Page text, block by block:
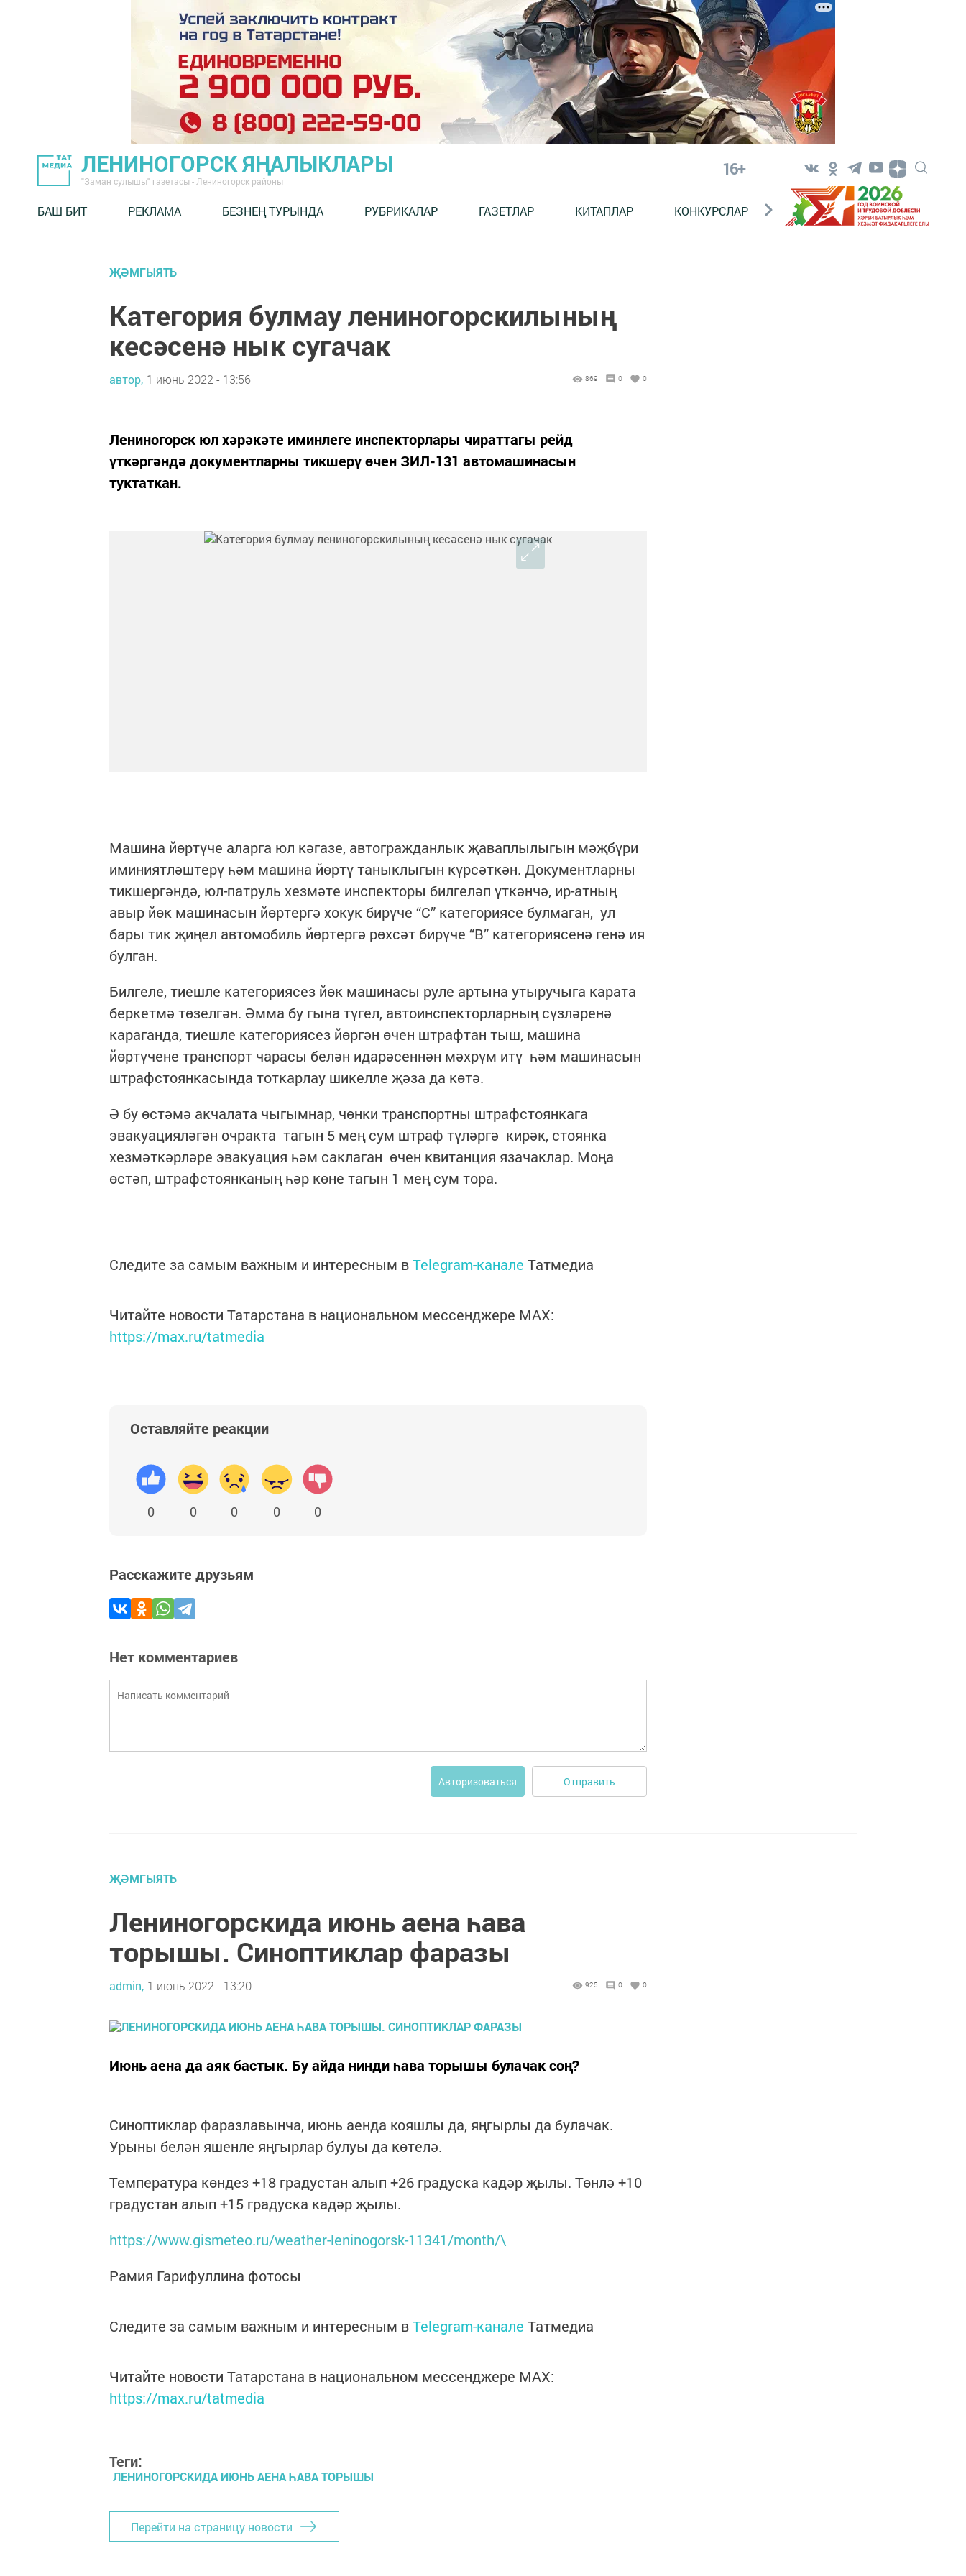
ЛЕНИНОГОРСК ЯҢАЛЫКЛАРЫ
"Заман сулышы" газетасы - Лениногорск районы
16+
БАШ БИТ РЕКЛАМА БЕЗНЕҢ ТУРЫНДА РУБРИКАЛАР ГАЗЕТЛАР КИТАПЛАР КОНКУРСЛАР ТЕЛЕВИДЕНИЕ
ҖӘМГЫЯТЬ
Категория булмау лениногорскилының
кесәсенә нык сугачак
автор, 1 июнь 2022 - 13:56 869 0 0
Лениногорск юл хәрәкәте иминлеге инспекторлары чираттагы рейд
үткәргәндә документларны тикшерү өчен ЗИЛ-131 автомашинасын
туктаткан.
Машина йөртүче аларга юл кәгазе, автогражданлык җаваплылыгын мәҗбүри
иминиятләштерү һәм машина йөртү таныклыгын күрсәткән. Документларны
тикшергәндә, юл-патруль хезмәте инспекторы билгеләп үткәнчә, ир-атның
авыр йөк машинасын йөртергә хокук бирүче “С” категориясе булмаган, ул
бары тик җиңел автомобиль йөртергә рөхсәт бирүче “В” категориясенә генә ия
булган.
Билгеле, тиешле категориясез йөк машинасы руле артына утыручыга карата
беркетмә төзелгән. Әмма бу гына түгел, автоинспекторларның сүзләренә
караганда, тиешле категориясез йөргән өчен штрафтан тыш, машина
йөртүчене транспорт чарасы белән идарәсеннән мәхрүм итү һәм машинасын
штрафстоянкасында тоткарлау шикелле җәза да көтә.
Ә бу өстәмә акчалата чыгымнар, чөнки транспортны штрафстоянкага
эвакуацияләгән очракта тагын 5 мең сум штраф түләргә кирәк, стоянка
хезмәткәрләре эвакуация һәм саклаган өчен квитанция язачаклар. Моңа
өстәп, штрафстоянканың һәр көне тагын 1 мең сум тора.
Следите за самым важным и интересным вTelegram-канале Татмедиа
Читайте новости Татарстана в национальном мессенджере MАХ:
https://max.ru/tatmedia
Оставляйте реакции
0 0 0 0 0
Расскажите друзьям
Нет комментариев
Авторизоваться Отправить
ҖӘМГЫЯТЬ
Лениногорскида июнь аена һава
торышы. Синоптиклар фаразы
admin, 1 июнь 2022 - 13:20 925 0 0
Июнь аена да аяк бастык. Бу айда нинди һава торышы булачак соң?
Синоптиклар фаразлавынча, июнь аенда кояшлы да, яңгырлы да булачак.
Урыны белән яшенле яңгырлар булуы да көтелә.
Температура көндез +18 градустан алып +26 градуска кадәр җылы. Төнлә +10
градустан алып +15 градуска кадәр җылы.
https://www.gismeteo.ru/weather-leninogorsk-11341/month/\
Рамия Гарифуллина фотосы
Следите за самым важным и интересным вTelegram-канале Татмедиа
Читайте новости Татарстана в национальном мессенджере MАХ:
https://max.ru/tatmedia
Теги:
ЛЕНИНОГОРСКИДА ИЮНЬ АЕНА ҺАВА ТОРЫШЫ
Перейти на страницу новости